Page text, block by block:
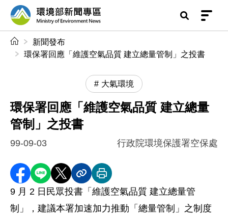
前往中央內容區塊
環境部新聞專區
新聞發布
環保署回應「維護空氣品質 建立總量管制」之投書
大氣環境
環保署回應「維護空氣品質 建立總量
管制」之投書
99-09-03 行政院環境保護署空保處
分享至 Facebook
分享到 LINE
分享到 X分享內容連結
列印本頁
9 月 2 日民眾投書「維護空氣品質 建立總量管
制」，建議本署加速加力推動「總量管制」之制度